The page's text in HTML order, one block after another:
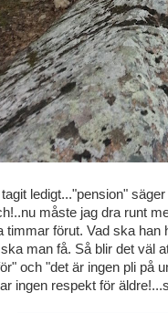
ledigt..."pension"
måste jag dra runt
timmar förut. Vad ska
ska man få. Så blir det väl
och "det är ingen pli på
ingen respekt för